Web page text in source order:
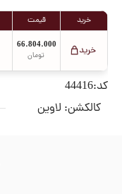
خرید قیمت
66.804.000
تومان
کد:44416
کالکشن: لاوین